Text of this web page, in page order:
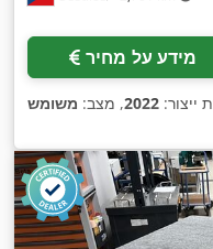
מידע על מחיר
ייצור: 2022, מצב: משומש